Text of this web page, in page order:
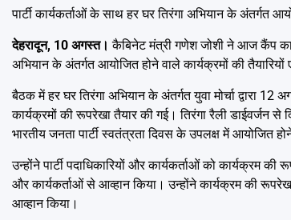
पार्टी कार्यकर्ताओं के साथ हर घर तिरंगा अभियान के अंतर्गत
देहरादून, 10 अगस्त। कैबिनेट मंत्री गणेश जोशी ने आज कैंप
अभियान के अंतर्गत आयोजित होने वाले कार्यक्रमों की
बैठक में हर घर तिरंगा अभियान के अंतर्गत युवा मोर्चा द्वारा 12
कार्यक्रमों की रूपरेखा तैयार की गई। तिरंगा रैली डाईवर्जन
भारतीय जनता पार्टी स्वतंत्रता दिवस के उपलक्ष में आयोजित
उन्होंने पार्टी पदाधिकारियों और कार्यकर्ताओं को कार्यक्रम
और कार्यकर्ताओं से आव्हान किया। उन्होंने कार्यक्रम की
आव्हान किया।